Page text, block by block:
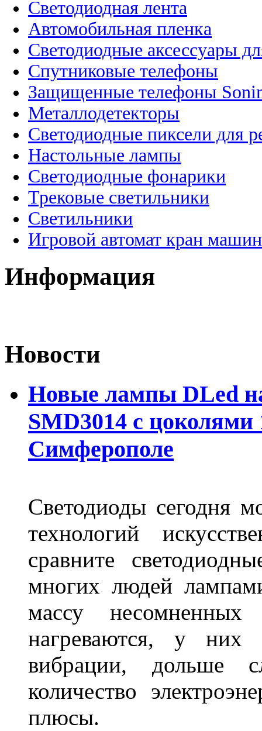
Светодиодная лента
Автомобильная пленка
Светодиодные аксессуары
Спутниковые телефоны
Защищенные телефоны
Металлодетекторы
Светодиодные пиксели для
Настольные лампы
Светодиодные фонарики
Трековые светильники
Светильники
Игровой автомат кран
Информация
Новости
Новые лампы DLed
SMD3014 с цоколями
Симферополе
Светодиоды сегодня
технологий
сравните
многих людей
массу
нагреваются, у них
вибрации, дольше
количество
плюсы.